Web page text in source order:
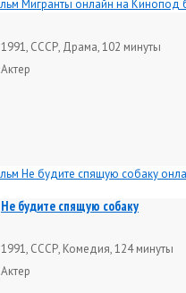
1991, СССР, Драма, 102 минуты
Актер
Не будите спящую собаку
1991, СССР, Комедия, 124 минуты
Актер